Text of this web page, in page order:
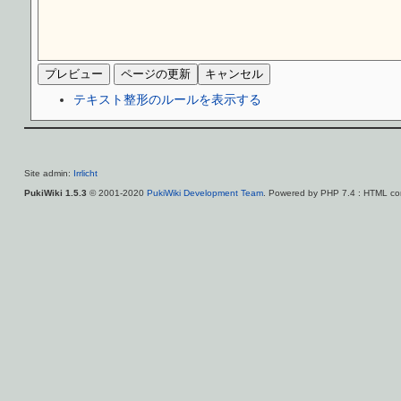
テキスト整形のルールを表示する
Site admin: Irrlicht
PukiWiki 1.5.3 © 2001-2020 PukiWiki Development Team. Powered by PHP 7.4 : HTML